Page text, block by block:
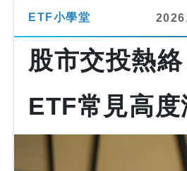
ETF小學堂
股市交投熱
ETF常見高度